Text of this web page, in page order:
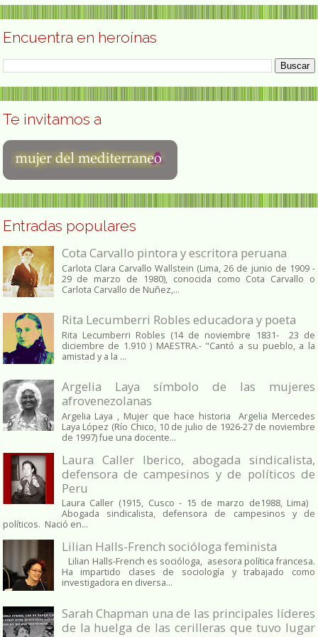
Encuentra en heroínas
Te invitamos a
Entradas populares
Cota Carvallo pintora y escritora peruana
Carlota Clara Carvallo Wallstein (Lima, 26 de junio de 1909 -
29 de marzo de 1980), conocida como Cota Carvallo o
Carlota Carvallo de Nuñez,...
Rita Lecumberri Robles educadora y poeta
Rita Lecumberri Robles (14 de noviembre 1831- 23 de
diciembre de 1.910 ) MAESTRA.- "Cantó a su pueblo, a la
amistad y a la ...
Argelia Laya símbolo de las mujeres
afrovenezolanas
Argelia Laya , Mujer que hace historia Argelia Mercedes
Laya López (Río Chico, 10 de julio de 1926-27 de noviembre
de 1997) fue una docente...
Laura Caller Iberico, abogada sindicalista,
defensora de campesinos y de políticos de
Peru
Laura Caller (1915, Cusco - 15 de marzo de1988, Lima)
Abogada sindicalista, defensora de campesinos y de
políticos. Nació en...
Lilian Halls-French socióloga feminista
Lilian Halls-French es socióloga, asesora política francesa.
Ha impartido clases de sociología y trabajado como
investigadora en diversa...
Sarah Chapman una de las principales líderes
de la huelga de las cerilleras que tuvo lugar